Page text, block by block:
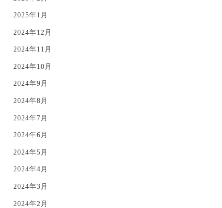
2025年1月
2024年12月
2024年11月
2024年10月
2024年9月
2024年8月
2024年7月
2024年6月
2024年5月
2024年4月
2024年3月
2024年2月